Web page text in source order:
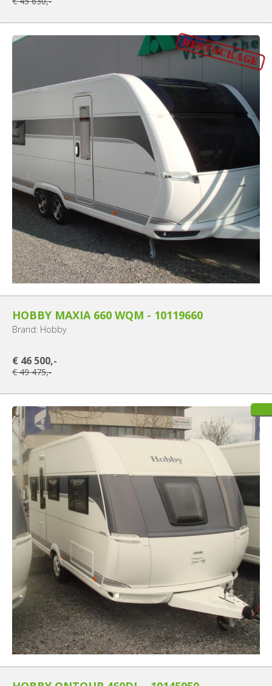
HOBBY MAXIA 660 WQM - 10119660
Brand: Hobby
€ 46 500,-
€ 49 475,-